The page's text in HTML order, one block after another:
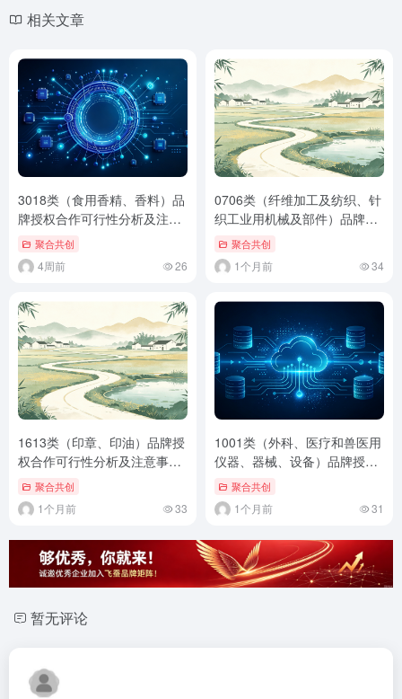
相关文章
3018类（食用香精、香料）品
牌授权合作可行性分析及注意
事项（通用标准版）
聚合共创
4周前 26
0706类（纤维加工及纺织、针
织工业用机械及部件）品牌授
权合作可行性分析及注意事项
（通用标准版）
聚合共创
1个月前 34
1613类（印章、印油）品牌授
权合作可行性分析及注意事项
（通用标准版）
聚合共创
1个月前 33
1001类（外科、医疗和兽医用
仪器、器械、设备）品牌授权
合作可行性分析及注意事项
（通用标准版）
聚合共创
1个月前 31
暂无评论